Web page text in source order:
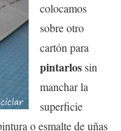
colocamos
sobre otro
cartón para
pintarlossin
manchar la
superficie
o esmalte de uñas